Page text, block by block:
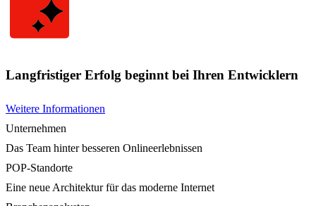
Langfristiger Erfolg beginnt bei Ihren Entwicklern
Weitere Informationen
Unternehmen
Das Team hinter besseren Onlineerlebnissen
POP-Standorte
Eine neue Architektur für das moderne Internet